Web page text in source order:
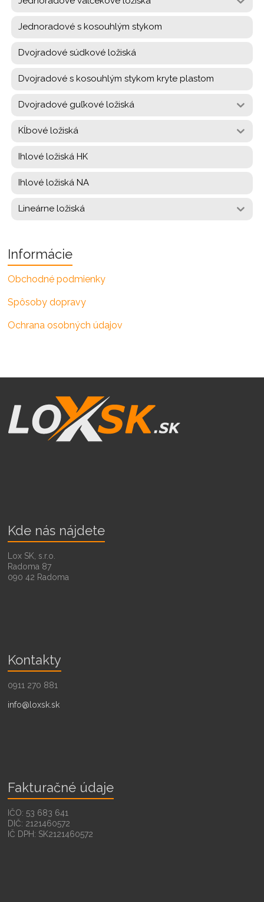
Jednoradové s kosouhlým stykom
Dvojradové súdkové ložiská
Dvojradové s kosouhlým stykom kryte plastom
Dvojradové guľkové ložiská
Kĺbové ložiská
Ihlové ložiská HK
Ihlové ložiská NA
Lineárne ložiská
Informácie
Obchodné podmienky
Spôsoby dopravy
Ochrana osobných údajov
Kde nás nájdete
Lox SK, s.r.o.
Radoma 87
090 42 Radoma
Kontakty
0911 270 881
info@loxsk.sk
Fakturačné údaje
IČO: 53 683 641
DIČ: 2121460572
IČ DPH: SK2121460572